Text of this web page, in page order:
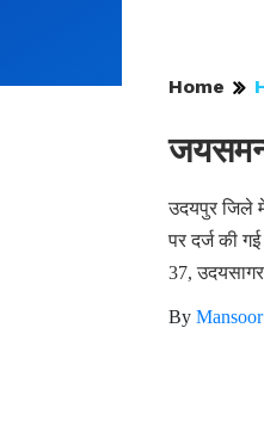
Home
उदयपुर जिले
पर दर्ज की
37,
By